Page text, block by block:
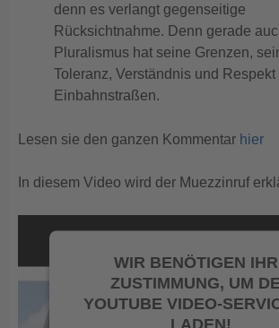
denn es verlangt gegenseitige
Rücksichtnahme. Denn gerade
Pluralismus hat seine Grenzen,
Toleranz, Verständnis und
Einbahnstraßen.
Lesen sie den ganzen Kommentar hier
In diesem Video wird der Muezzinruf
WIR BENÖTIGEN
ZUSTIMMUNG, UM
YOUTUBE VIDEO-
LADEN!